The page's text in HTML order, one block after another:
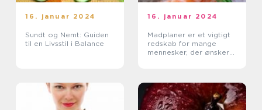
16. januar 2024
Sundt og Nemt: Guiden
til en Livsstil i Balance
16. januar 2024
Madplaner er et vigtigt
redskab for mange
mennesker, der ønsker